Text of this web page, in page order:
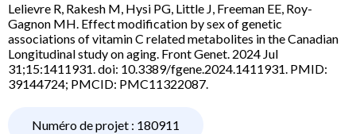
Lelievre R, Rakesh M, Hysi PG, Little J, Freeman EE, Roy-
Gagnon MH. Effect modification by sex of genetic
associations of vitamin C related metabolites in the Canadian
Longitudinal study on aging. Front Genet. 2024 Jul
31;15:1411931. doi: 10.3389/fgene.2024.1411931. PMID:
39144724; PMCID: PMC11322087.
Numéro de projet : 180911